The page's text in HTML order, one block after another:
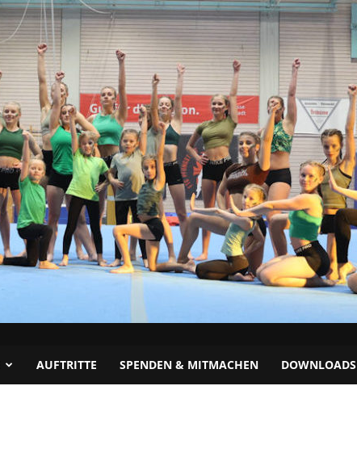
AUFTRITTE SPENDEN & MITMACHEN DOWNLOADS